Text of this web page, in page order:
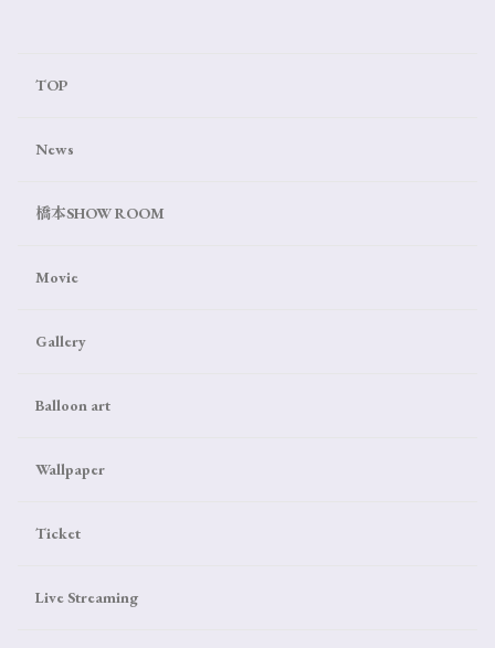
TOP
News
橋本SHOW ROOM
Movie
Gallery
Balloon art
Wallpaper
Ticket
Live Streaming